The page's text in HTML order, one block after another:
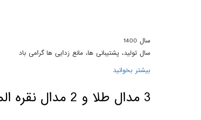
سال 1400
سال تولید، پشتیبانی ها، مانع زدایی ها گرامی باد
بیشتر بخوانید
3 مدال طلا و 2 مدال نقره المپیاد کشوری